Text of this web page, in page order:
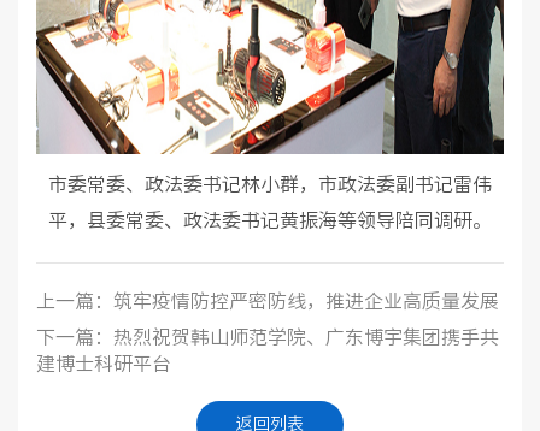
市委常委、政法委书记林小群，市政法委副书记雷伟
平，县委常委、政法委书记黄振海等领导陪同调研。
上一篇：筑牢疫情防控严密防线，推进企业高质量发展
下一篇：热烈祝贺韩山师范学院、广东博宇集团携手共
建博士科研平台
返回列表